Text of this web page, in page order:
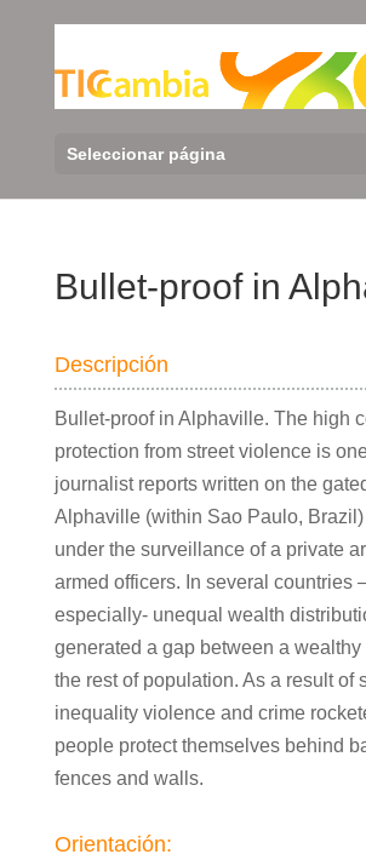
Seleccionar página
Bullet-proof in
Descripción
Bullet-proof in Alphaville. The high
protection from street violence is
journalist reports written on the
Alphaville (within Sao Paulo,
under the surveillance of a private
armed officers. In several countries
especially- unequal wealth
generated a gap between a wealthy
the rest of population. As a result of
inequality violence and crime
people protect themselves behind
fences and walls.
Orientación: